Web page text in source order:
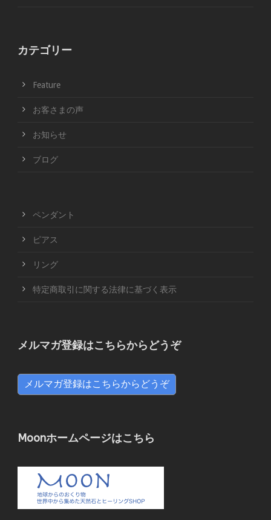
カテゴリー
Feature
お客さまの声
お知らせ
ブログ
ペンダント
ピアス
リング
特定商取引に関する法律に基づく表示
メルマガ登録はこちらからどうぞ
メルマガ登録はこちらからどうぞ
Moonホームページはこちら